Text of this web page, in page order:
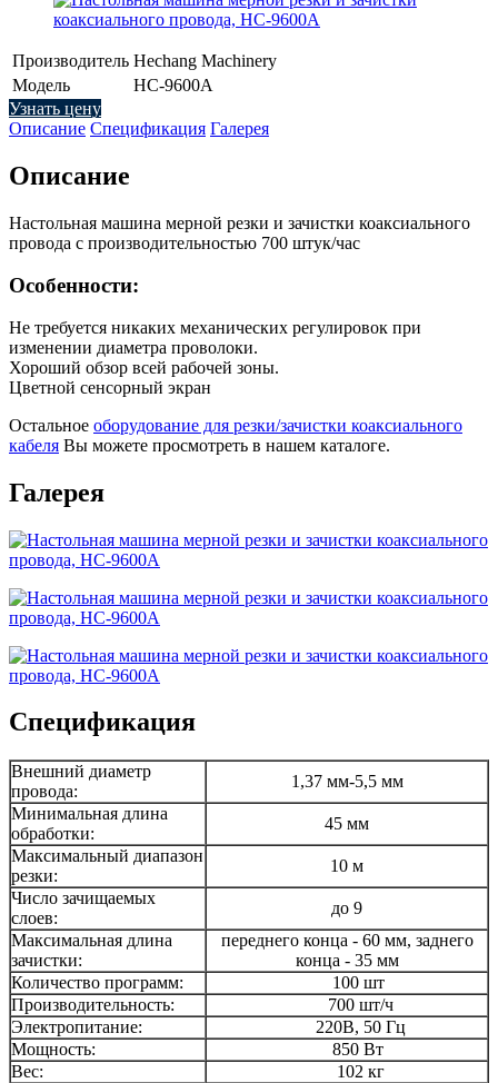
Производитель Hechang Machinery
Модель
HC-9600A
Узнать цену
Описание Спецификация Галерея
Описание
Настольная машина мерной резки и зачистки коаксиального
провода с производительностью 700 штук/час
Особенности:
Не требуется никаких механических регулировок при
изменении диаметра проволоки.
Хороший обзор всей рабочей зоны.
Цветной сенсорный экран
Остальное оборудование для резки/зачистки коаксиального
кабеля Вы можете просмотреть в нашем каталоге.
Галерея
Спецификация
Внешний диаметр
провода:
1,37 мм-5,5 мм
Минимальная длина
обработки:
45 мм
Максимальный диапазон
резки:
10 м
Число зачищаемых
слоев:
до 9
Максимальная длина
зачистки:
переднего конца - 60 мм, заднего
конца - 35 мм
Количество программ:
100 шт
Производительность:
700 шт/ч
Электропитание:
220В, 50 Гц
Мощность:
850 Вт
Вес:
102 кг